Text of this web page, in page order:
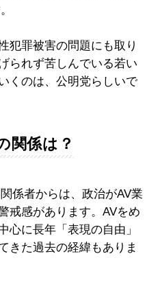
犯罪被害の問題にも取り
られず苦しんでいる若い
くのは、公明党らしいで
関係は？
者からは、政治がAV業
戒感があります。AVをめ
心に長年「表現の自由」
きた過去の経緯もありま